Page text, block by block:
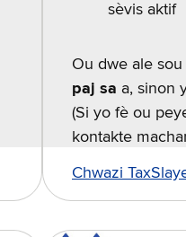
sèvis aktif
Ou dwe ale sou
paj sa a, sinon
(Si yo fè ou
kontakte
Chwazi